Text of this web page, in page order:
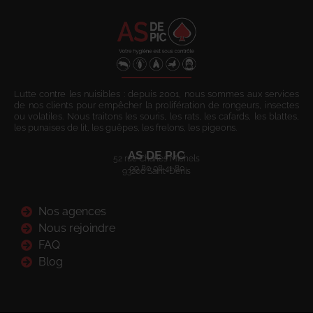
Lutte contre les nuisibles : depuis 2001, nous sommes aux services
de nos clients pour empêcher la prolifération de rongeurs, insectes
ou volatiles. Nous traitons les souris, les rats, les cafards, les blattes,
les punaises de lit, les guêpes, les frelons, les pigeons.
AS DE PIC
52 rue Charles Michels
93200 Saint-Denis
09 80 08 41 80
Nos agences
Nous rejoindre
FAQ
Blog